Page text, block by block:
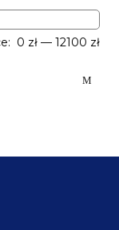
0 zł — 12100 zł